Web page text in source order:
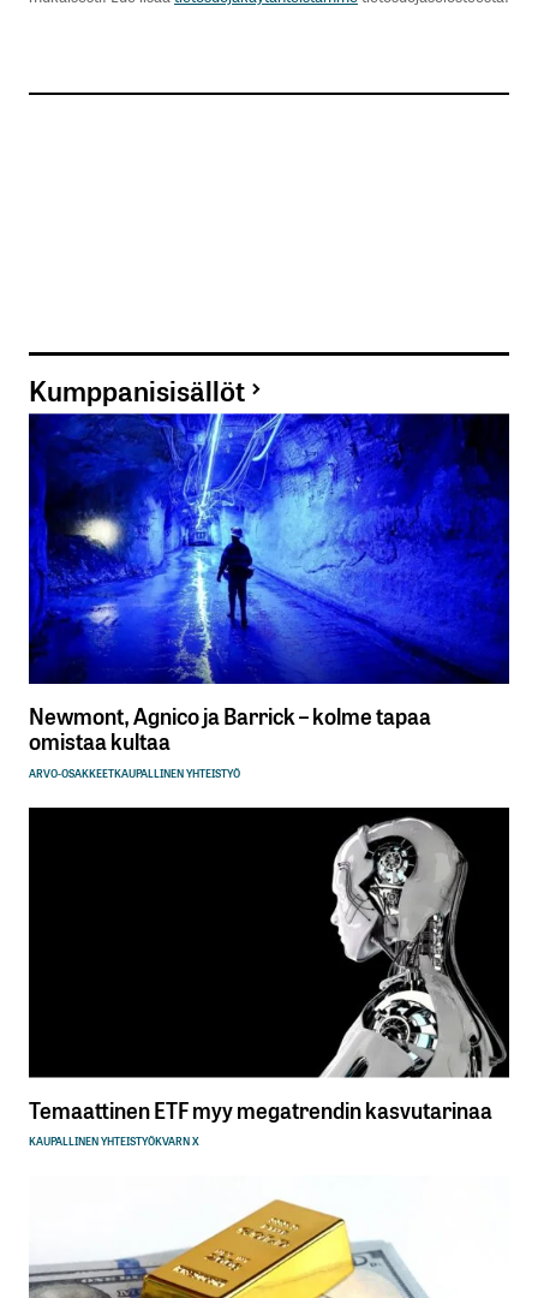
Kumppanisisällöt
Newmont, Agnico ja Barrick – kolme tapaa
omistaa kultaa
ARVO-OSAKKEETKAUPALLINEN YHTEISTYÖ
Temaattinen ETF myy megatrendin kasvutarinaa
KAUPALLINEN YHTEISTYÖKVARN X